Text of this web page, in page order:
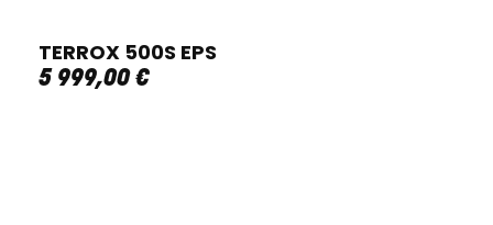
TERROX 500S EPS
5 999,00€